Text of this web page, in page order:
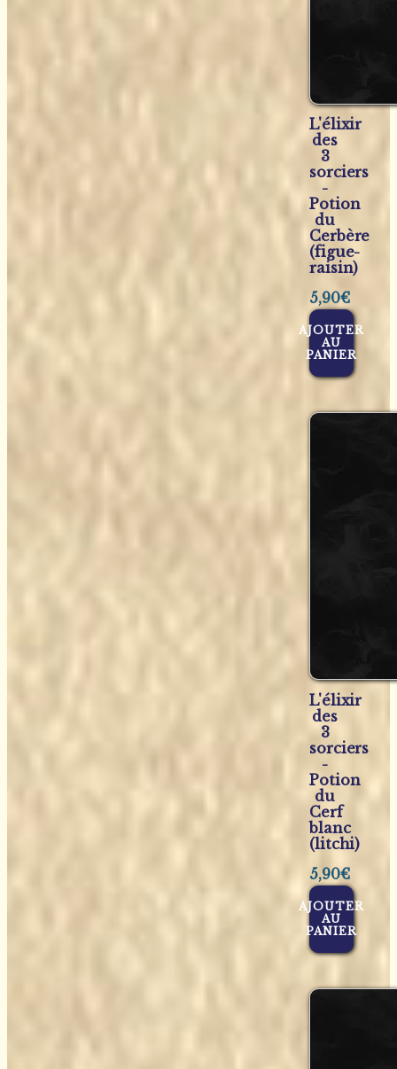
L'élixir
des
3
sorciers
-
Potion
du
Cerbère
(figue-
raisin)
5,90€
AJOUTER
AU
PANIER
L'élixir
des
3
sorciers
-
Potion
du
Cerf
blanc
(litchi)
5,90€
AJOUTER
AU
PANIER